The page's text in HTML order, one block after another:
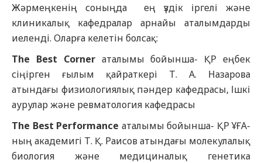
Жәрмеңкенің соныңда ең үздік іргелі және
клиникалық кафедралар арнайы аталымдарды
иеленді. Оларға келетін болсақ:
The Best Cornerаталымы бойынша- ҚР еңбек
сіңірген ғылым қайраткері Т. А. Назарова
атындағы физиологиялық пәндер кафедрасы, Ішкі
аурулар және ревматология кафедрасы
The Best Performance аталымы бойынша- ҚР ҰҒА-
ның академигі Т. Қ. Раисов атындағы молекулалық
биология және медициналық генетика